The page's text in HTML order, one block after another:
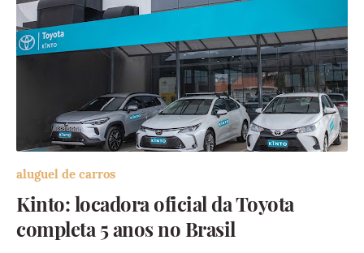
aluguel de carros
Kinto: locadora oficial da Toyota
completa 5 anos no Brasil